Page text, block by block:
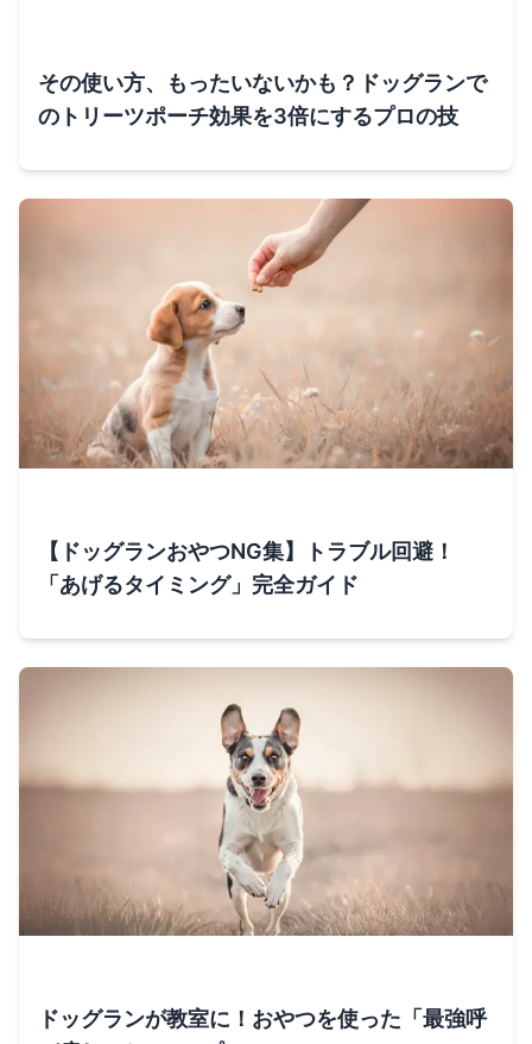
その使い方、もったいないかも？ドッグランで
のトリーツポーチ効果を3倍にするプロの技
【ドッグランおやつNG集】トラブル回避！
「あげるタイミング」完全ガイド
ドッグランが教室に！おやつを使った「最強呼